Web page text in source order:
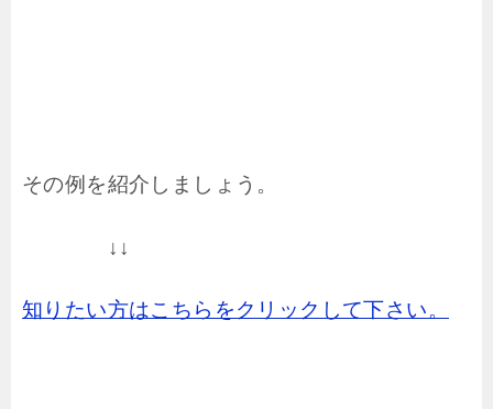
その例を紹介しましょう。
↓↓
知りたい方はこちらをクリックして下さい。